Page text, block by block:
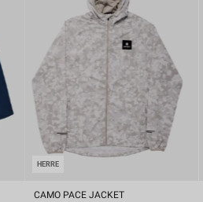
HERRE
CAMO PACE JACKET